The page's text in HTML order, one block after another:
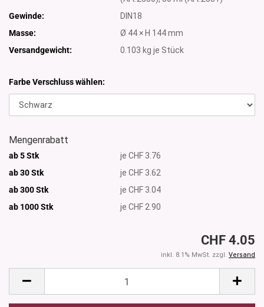
Gewinde:
DIN18
Masse:
Ø 44 × H 144 mm
Versandgewicht:
0.103 kg je Stück
Farbe Verschluss wählen:
Mengenrabatt
ab 5 Stk
je CHF 3.76
ab 30 Stk
je CHF 3.62
ab 300 Stk
je CHF 3.04
ab 1000Stk je CHF 2.90
CHF 4.05
inkl. 8.1% MwSt. zzgl. Versand